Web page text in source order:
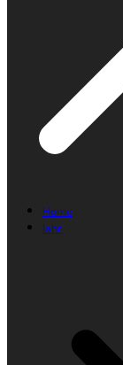
Home
Jahr